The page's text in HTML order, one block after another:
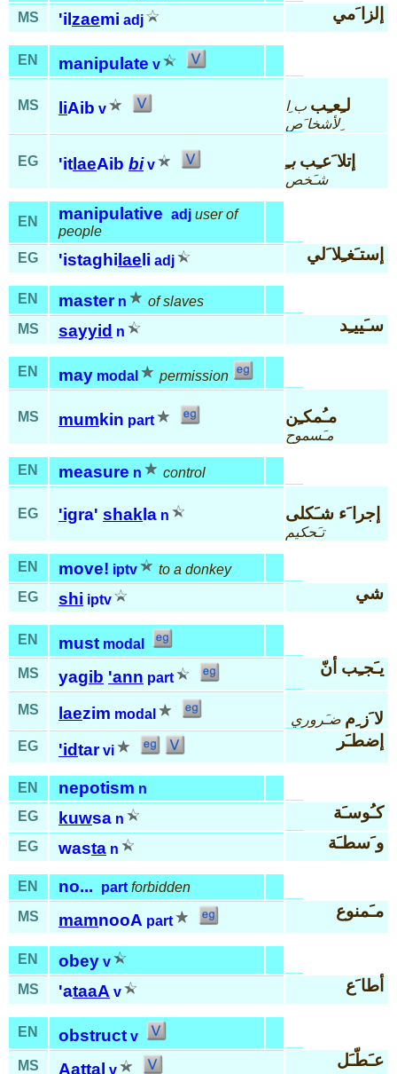
MS
'il zaemi adj إلزا َمي
EN manipulate v
MS liAib v لـِعـِب ب ِا
ِلأشخا َص
EG 'it laeAib bi v إتلا َعـِببـِ
شـَخص
EN manipulative adj user of
people
EG
'istaghi lae li adj إستـَغـِلا َلي
EN master n
of slaves
MS
sayyid n سـَييـِد
EN may modal permission
MS mum kin part مـُمكـِن
مـَسموح
EN measure n control
EG 'igra' shak la n إجرا َء شـَكلى
تـَحكيم
EN move! iptv
to a donkey
EG
shi iptv شي
EN must modal
MS
yagib 'ann part
يـَجـِب أنّ
MS laezim modal لا َز ِم ضـَروري
EG
'idtar vi
إضطـَر
EN nepotism n
EG
kuwsa n كـُوسـَة
EG wasta n و َسطـَة
EN no... part forbidden
MS
mamnooA part
مـَمنوع
EN obey v
MS
'ataaA v أطا َع
EN obstruct v
MS
Aattal v
عـَطّـَل